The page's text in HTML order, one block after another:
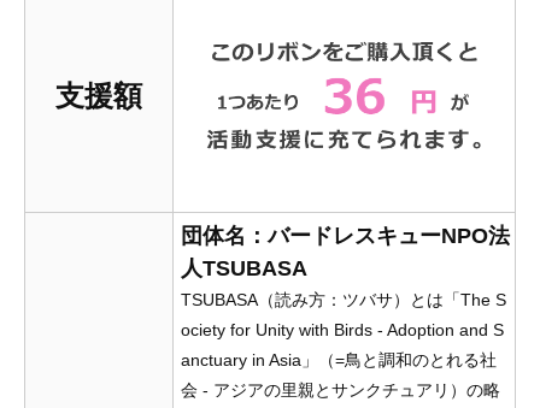
支援額
団体名：バードレスキューNPO法
人TSUBASA
TSUBASA（読み方：ツバサ）とは「The S
ociety for Unity with Birds - Adoption and S
anctuary in Asia」（=鳥と調和のとれる社
会 - アジアの里親とサンクチュアリ）の略